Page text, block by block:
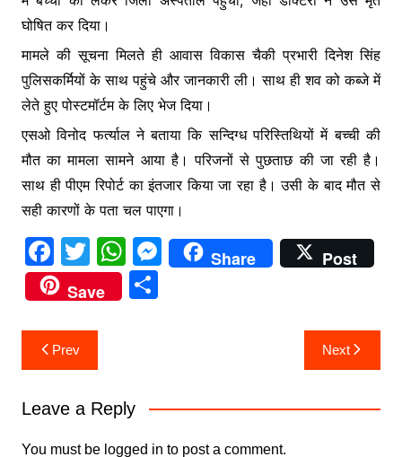
घोषित कर दिया।
मामले की सूचना मिलते ही आवास विकास चैकी प्रभारी दिनेश सिंह
पुलिसकर्मियों के साथ पहुंचे और जानकारी ली। साथ ही शव को कब्जे में
लेते हुए पोस्टमॉर्टम के लिए भेज दिया।
एसओ विनोद फर्त्याल ने बताया कि सन्दिग्ध परिस्तिथियों में बच्ची की
मौत का मामला सामने आया है। परिजनों से पुछताछ की जा रही है।
साथ ही पीएम रिपोर्ट का इंतजार किया जा रहा है। उसी के बाद मौत से
सही कारणों के पता चल पाएगा।
F
a
c
e
b
o
T
w
itt
er
W
h
at
p
p
M
e
Share
Post
Save
S
Post
navigation
Prev Next
Leave a Reply
You must be logged in to post a comment.